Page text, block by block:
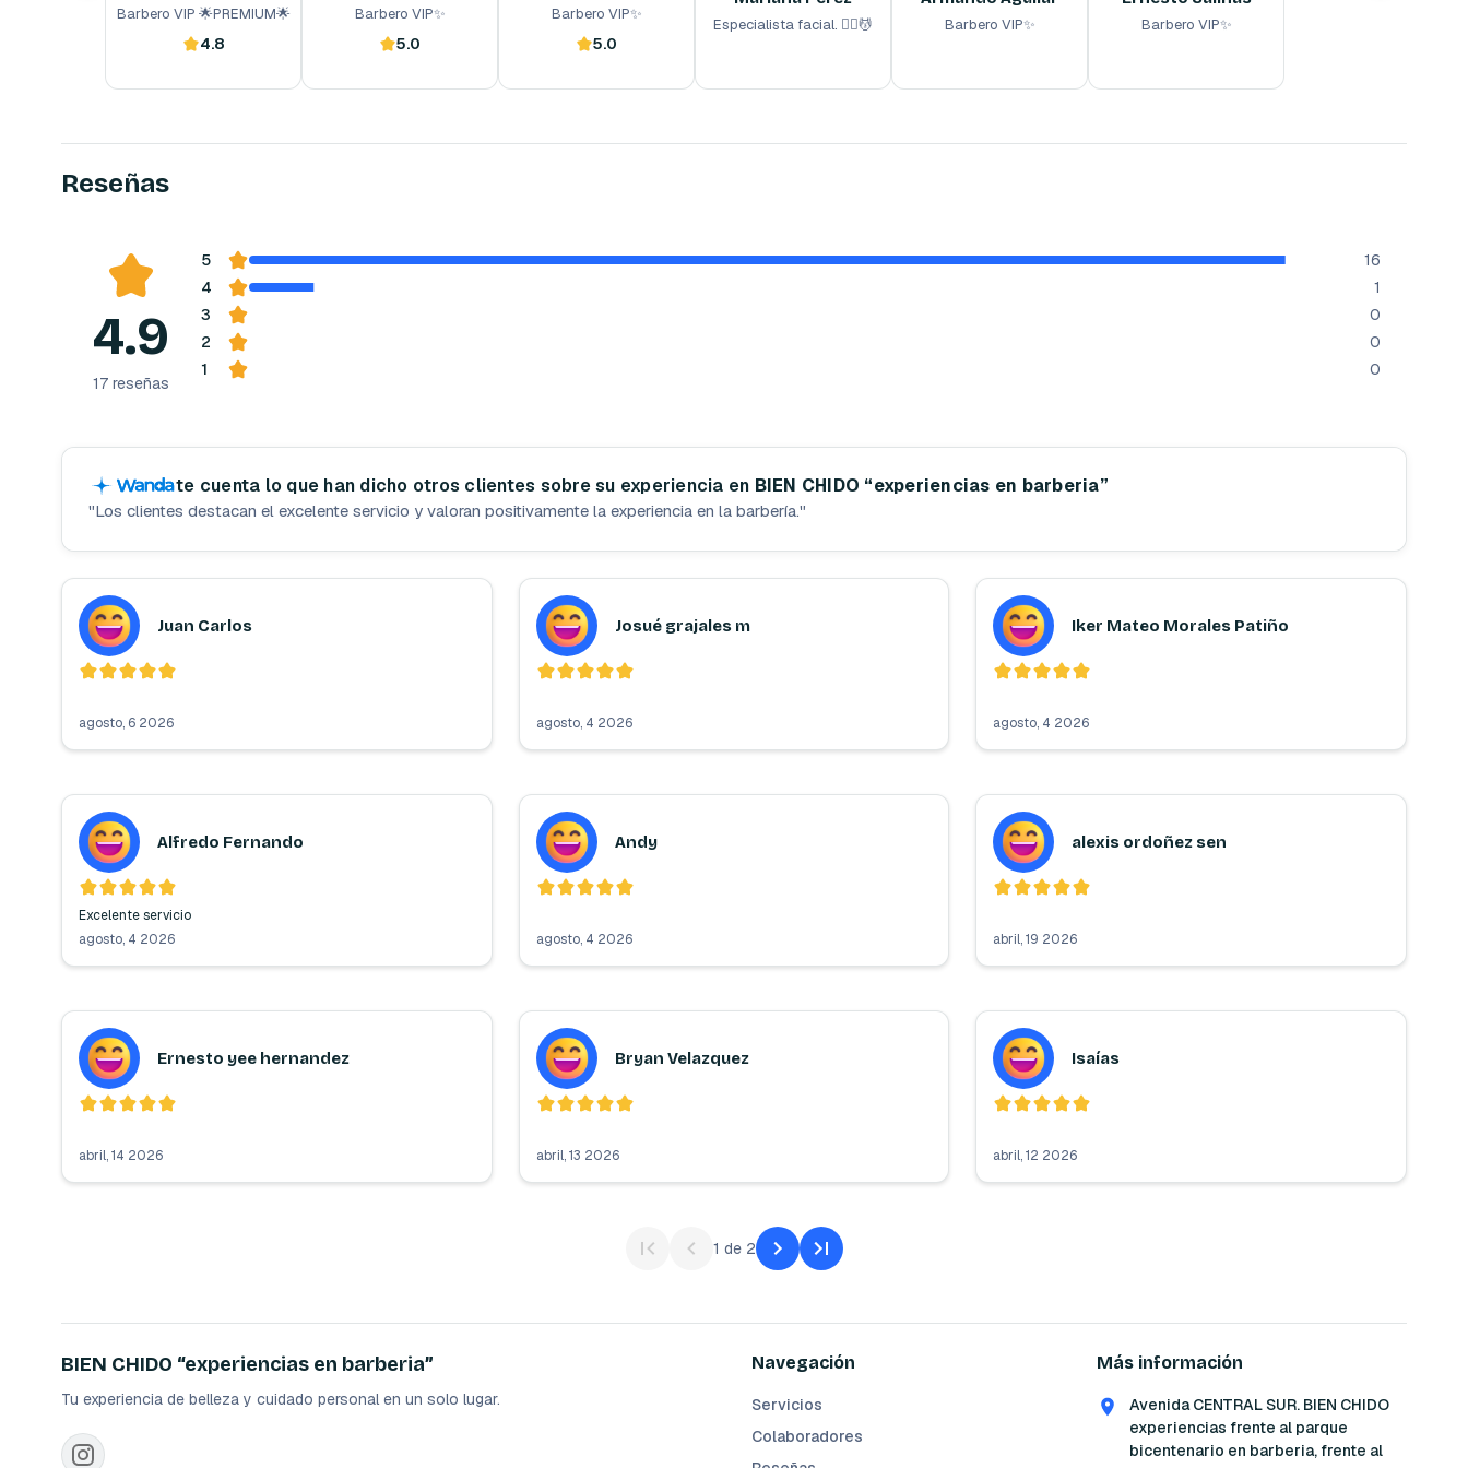
Barbero VIP 🌟PREMIUM🌟
4.8
Barbero VIP✨
5.0
Barbero VIP✨
5.0
Especialista facial. 💆‍♂️💆 Barbero VIP✨ Barbero VIP✨
Reseñas
4.9
17 reseñas
5
16
4
1
3
0
2
0
1
0
te cuenta lo que han dicho otros clientes sobre su experiencia en BIEN CHIDO “experiencias en barberia”
"Los clientes destacan el excelente servicio y valoran positivamente la experiencia en la barbería."
Juan Carlos
agosto, 6 2026
Josué grajales m
agosto, 4 2026
Iker Mateo Morales Patiño
agosto, 4 2026
Alfredo Fernando
agosto, 4 2026
Andy
agosto, 4 2026
alexis ordoñez sen
abril, 19 2026
Ernesto yee hernandez
abril, 14 2026
Bryan Velazquez
abril, 13 2026
Isaías
abril, 12 2026
1 de 2
BIEN CHIDO “experiencias en barberia”
Tu experiencia de belleza y cuidado personal en un solo lugar.
Navegación
Servicios
Colaboradores
Más información
Avenida CENTRAL SUR. BIEN CHIDO
experiencias frente al parque
bicentenario en barberia, frente al